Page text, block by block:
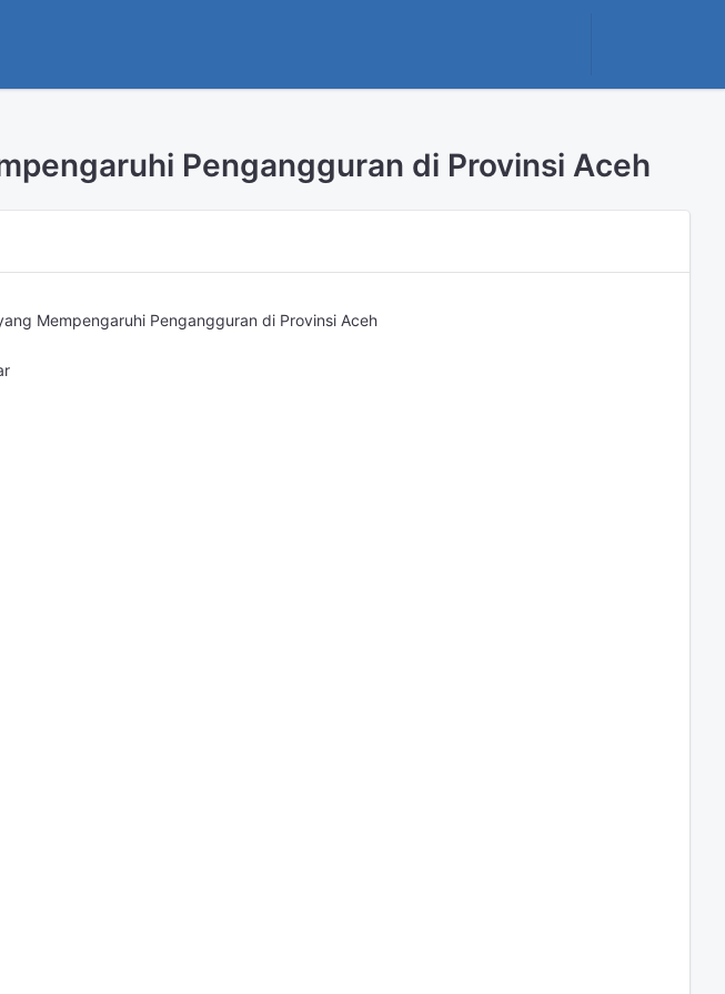
Pengangguran di Provinsi Aceh
Mempengaruhi Pengangguran di Provinsi Aceh